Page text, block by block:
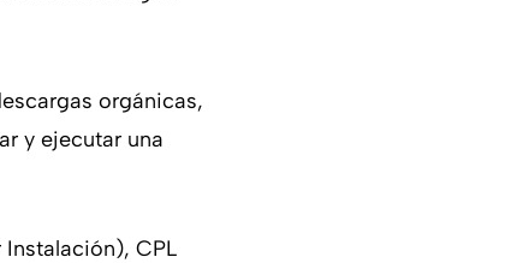
orgánicas,
y ejecutar una
CPL